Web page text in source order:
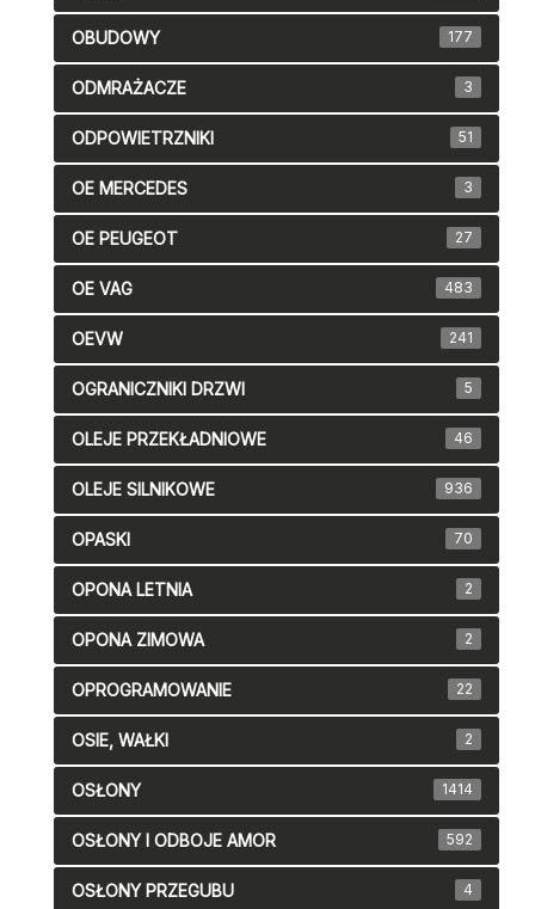
OBUDOWY 177
ODMRAŻACZE 3
ODPOWIETRZNIKI 51
OE MERCEDES 3
OE PEUGEOT 27
OE VAG 483
OEVW 241
OGRANICZNIKI DRZWI 5
OLEJE PRZEKŁADNIOWE 46
OLEJE SILNIKOWE 936
OPASKI 70
OPONA LETNIA 2
OPONA ZIMOWA 2
OPROGRAMOWANIE 22
OSIE, WAŁKI 2
OSŁONY 1414
OSŁONY I ODBOJE AMOR 592
OSŁONY PRZEGUBU 4